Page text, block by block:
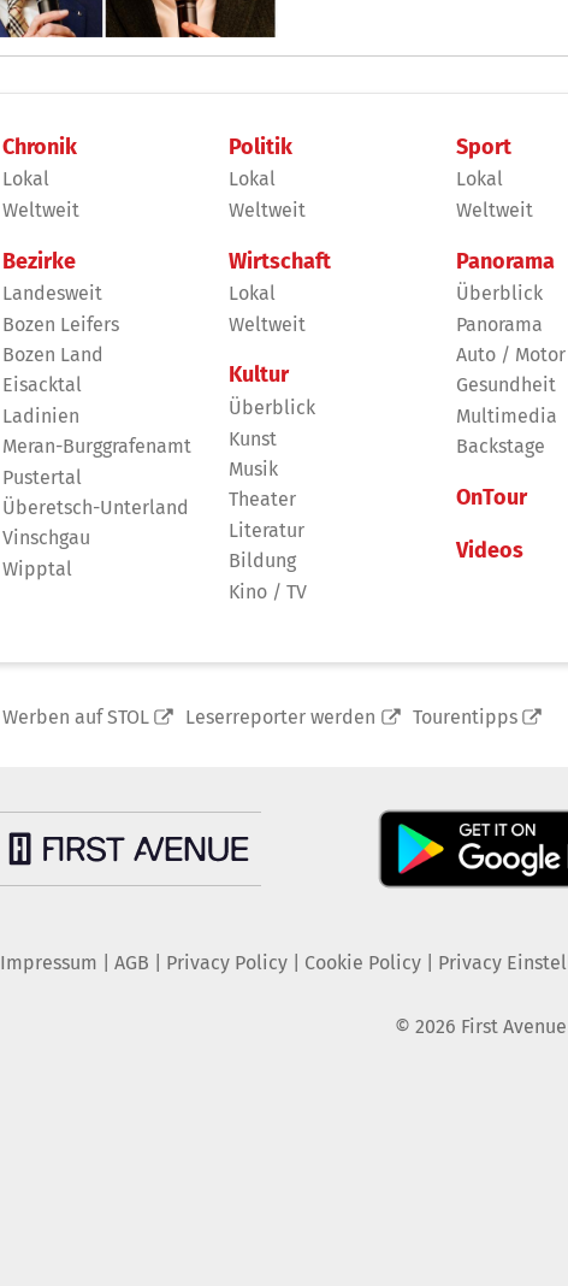
Chronik
Lokal
Weltweit
Bezirke
Landesweit
Bozen Leifers
Bozen Land
Eisacktal
Ladinien
Meran-Burggrafenamt
Pustertal
Überetsch-Unterland
Vinschgau
Wipptal
Politik
Lokal
Weltweit
Wirtschaft
Lokal
Weltweit
Kultur
Überblick
Kunst
Musik
Theater
Literatur
Bildung
Kino / TV
Sport
Lokal
Weltweit
Panorama
Überblick
Panorama
Auto / Motor
Gesundheit
Multimedia
Backstage
OnTour
Videos
Werben auf STOL Leserreporter werden Tourentipps
Impressum AGB Privacy Policy| Cookie Policy| Privacy
© 2026 First